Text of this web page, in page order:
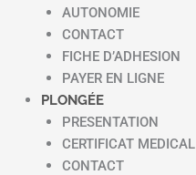
AUTONOMIE
CONTACT
FICHE D’ADHESION
PAYER EN LIGNE
PLONGÉE
PRESENTATION
CERTIFICAT MEDICAL
CONTACT